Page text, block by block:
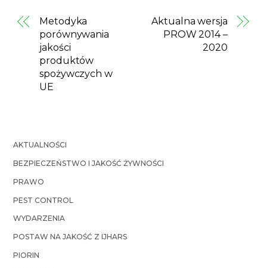
Metodyka
porównywania
jakości
produktów
spożywczych w
UE
Aktualna wersja
PROW 2014 –
2020
AKTUALNOŚCI
BEZPIECZEŃSTWO I JAKOŚĆ ŻYWNOŚCI
PRAWO
PEST CONTROL
WYDARZENIA
POSTAW NA JAKOŚĆ Z IJHARS
PIORIN